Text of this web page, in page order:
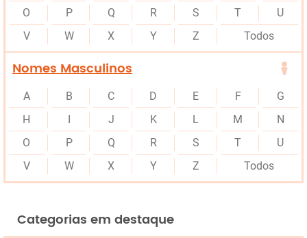
O
P Q R S T
U
V
W X Y Z Todos
Nomes Masculinos
A B C D E F
G
H
J K L M
N
O
P Q R S T
U
V
W X Y Z Todos
Categorias em destaque